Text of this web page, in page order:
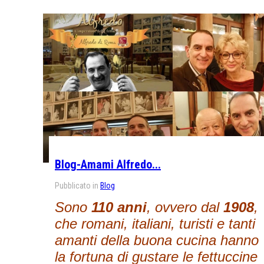
Blog-Amami Alfredo...
Pubblicato in Blog
Sono 110 anni, ovvero dal 1908,
che romani, italiani, turisti e tanti
amanti della buona cucina hanno
la fortuna di gustare le fettuccine